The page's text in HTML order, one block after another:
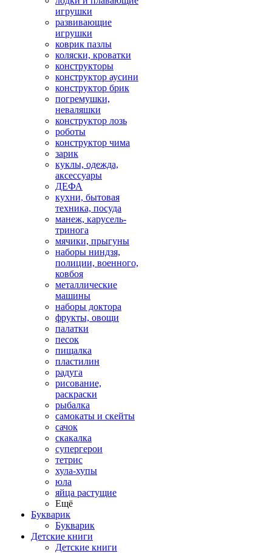
игрушки
развивающие
игрушки
коврик пазлы
коляски, кроватки
конструкторы
конструктор аусини
конструктор брик
погремушки,
неваляшки
конструктор лозь
роботы
конструктор чима
зарик
куклы, одежда,
аксессуары
ДЕФА
кухни, бытовая
техника, посуда
манеж, карусель-
тринога
мячики, прыгуны
наборы ниндзя,
полиции, военного,
ковбоя
металлические
машины
наборы доктора
фрукты, овощи
палатки
песок
пищалка
пластилин
радуга
рисование,
раскраски
рыбалка
самокаты и скейты
сачок
скакалка
супергерои
тетрис
хула-хупы
юла
яйца растущие
Ещё
Букварик
Букварик
Детские книги
Детские книги